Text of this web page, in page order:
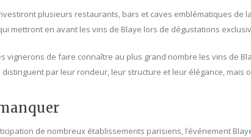
plusieurs restaurants, bars et caves emblématiques de
mettront en avant les vins de Blaye lors de dégustations
vignerons de faire connaître au plus grand nombre les vins de
par leur rondeur, leur structure et leur élégance, mais
de nombreux établissements parisiens, l’événement